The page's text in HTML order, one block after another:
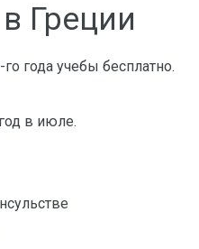
Греции
года учебы бесплатно.
в июле.